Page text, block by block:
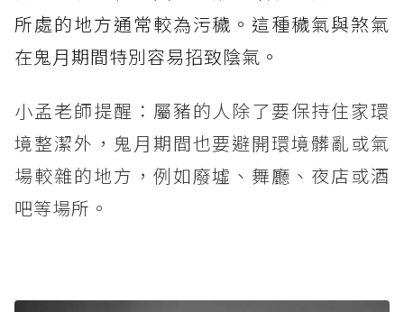
所處的地方通常較為污穢。這種穢氣與煞氣
在鬼月期間特別容易招致陰氣。
小孟老師提醒：屬豬的人除了要保持住家環
境整潔外，鬼月期間也要避開環境髒亂或氣
場較雜的地方，例如廢墟、舞廳、夜店或酒
吧等場所。